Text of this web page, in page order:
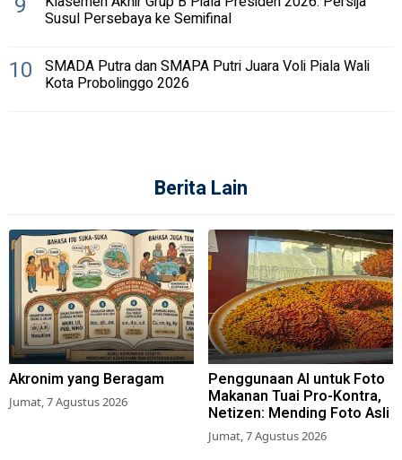
Susul Persebaya ke Semifinal
10 SMADA Putra dan SMAPA Putri Juara Voli Piala Wali
Kota Probolinggo 2026
Berita Lain
Akronim yang Beragam
Jumat, 7 Agustus 2026
Penggunaan AI untuk Foto
Makanan Tuai Pro-Kontra,
Netizen: Mending Foto Asli
Jumat, 7 Agustus 2026